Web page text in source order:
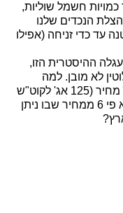
חשמל שוליות,
הנכדים שלנו
עד כדי זניחה (אפילו
ההיסטרית הזו,
לא מובן. למה
מבטיחה הממשלה לתחנות רוח בישראל מחיר (125 אג' לקוט"ש
צמוד למדד, בהתחייבות ל 20 שנה) שהוא פי 6 ממחיר שבו ניתן